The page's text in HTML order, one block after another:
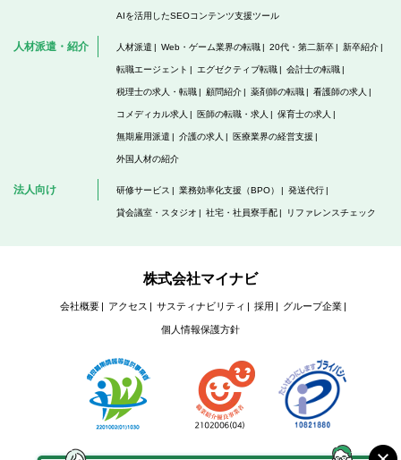
AIを活用したSEOコンテンツ支援ツール
人材派遣・紹介 人材派遣 Web・ゲーム業界の転職 20代・第二新卒 新卒紹介
転職エージェント エグゼクティブ転職 会計士の転職
税理士の求人・転職 顧問紹介 薬剤師の転職 看護師の求人
コメディカル求人 医師の転職・求人 保育士の求人
無期雇用派遣 介護の求人 医療業界の経営支援
外国人材の紹介
法人向け 研修サービス 業務効率化支援（BPO） 発送代行
貸会議室・スタジオ 社宅・社員寮手配 リファレンスチェック
株式会社マイナビ
会社概要 アクセス サスティナビリティ 採用 グループ企業
個人情報保護方針